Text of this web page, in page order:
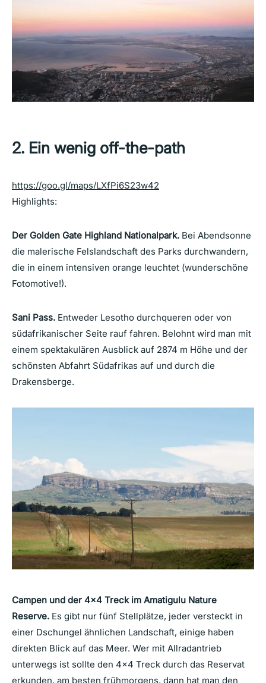
2. Ein wenig off-the-path
https://goo.gl/maps/LXfPi6S23w42
Highlights:
Der Golden Gate Highland Nationalpark. Bei Abendsonne
die malerische Felslandschaft des Parks durchwandern,
die in einem intensiven orange leuchtet (wunderschöne
Fotomotive!).
Sani Pass. Entweder Lesotho durchqueren oder von
südafrikanischer Seite rauf fahren. Belohnt wird man mit
einem spektakulären Ausblick auf 2874 m Höhe und der
schönsten Abfahrt Südafrikas auf und durch die
Drakensberge.
Campen und der 4×4 Treck im Amatigulu Nature
Reserve. Es gibt nur fünf Stellplätze, jeder versteckt in
einer Dschungel ähnlichen Landschaft, einige haben
direkten Blick auf das Meer. Wer mit Allradantrieb
unterwegs ist sollte den 4×4 Treck durch das Reservat
erkunden, am besten frühmorgens, dann hat man den